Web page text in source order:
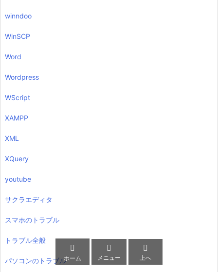
winndoo
WinSCP
Word
Wordpress
WScript
XAMPP
XML
XQuery
youtube
サクラエディタ
スマホのトラブル
トラブル全般
パソコンのトラブル

ホーム

メニュー

上へ